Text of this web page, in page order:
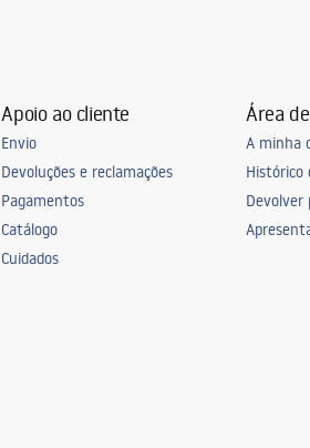
Apoio ao cliente
Envio
Devoluções e reclamações
Pagamentos
Catálogo
Cuidados
Área
A minha
Histórico
Devolver